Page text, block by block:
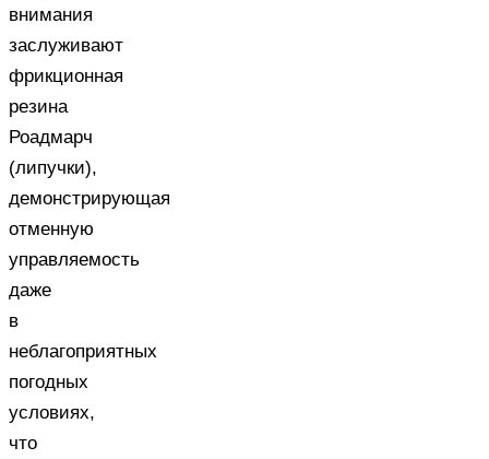
внимания
заслуживают
фрикционная
резина
Роадмарч
(липучки),
демонстрирующая
отменную
управляемость
даже
в
неблагоприятных
погодных
условиях,
что